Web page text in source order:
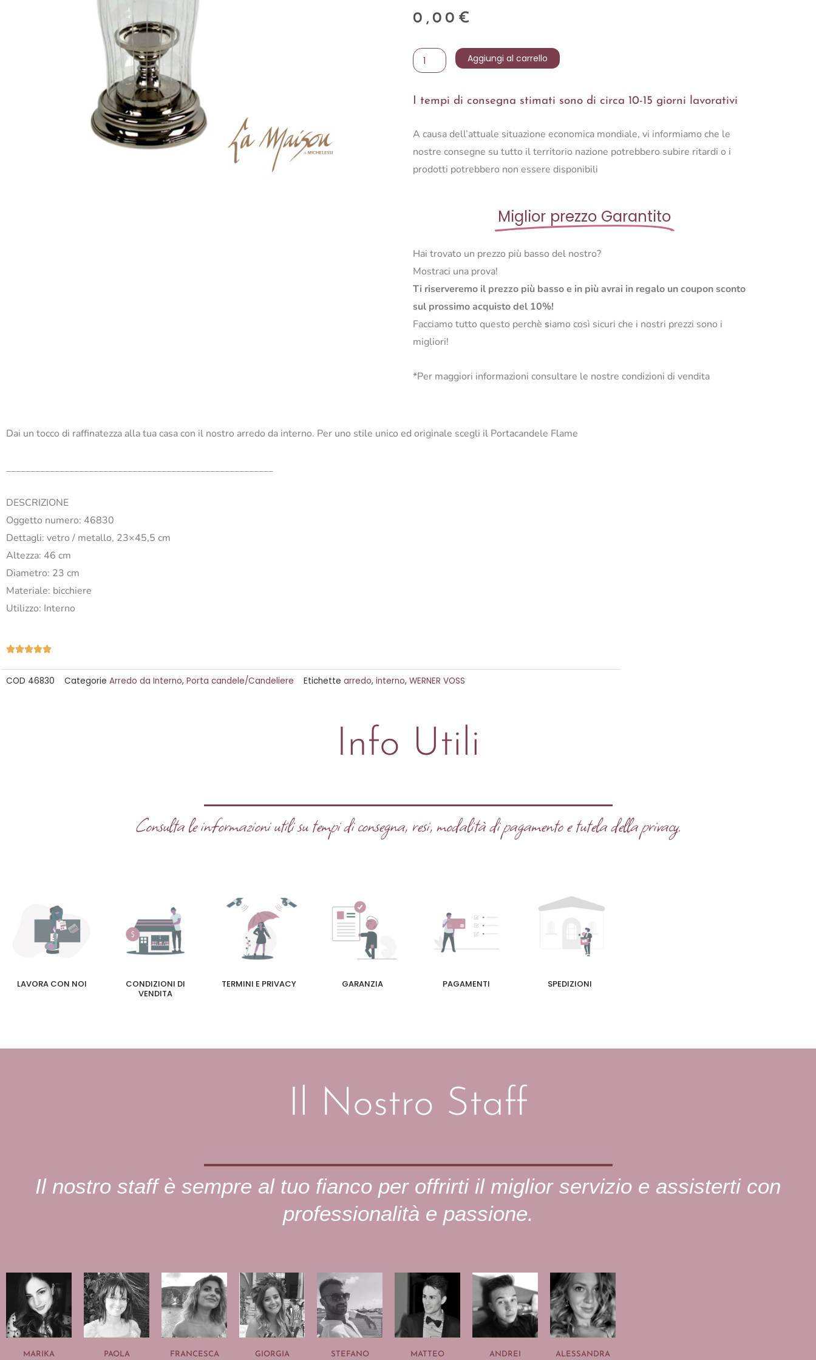
0,00 €
Portacandele
Flame
Aggiungi al carrello
I tempi di consegna stimati sono di circa 10-15 giorni lavorativi
A causa dell’attuale situazione economica mondiale, vi informiamo che le
nostre consegne su tutto il territorio nazione potrebbero subire ritardi o i
prodotti potrebbero non essere disponibili
Miglior prezzo Garantito
Hai trovato un prezzo più basso del nostro?
Mostraci una prova!
Ti riserveremo il prezzo più basso e in più avrai in regalo un coupon sconto
sul prossimo acquisto del 10%!
Facciamo tutto questo perchè siamo così sicuri che i nostri prezzi sono i
migliori!
*Per maggiori informazioni consultare le nostre condizioni di vendita
Dai un tocco di raffinatezza alla tua casa con il nostro arredo da interno. Per uno stile unico ed originale scegli il Portacandele Flame
_______________________________________________________
DESCRIZIONE
Oggetto numero: 46830
Dettagli: vetro / metallo, 23×45,5 cm
Altezza: 46 cm
Diametro: 23 cm
Materiale: bicchiere
Utilizzo: Interno
Valutazione
su
COD 46830 Categorie Arredo da Interno, Porta candele/Candeliere Etichette arredo, interno, WERNER VOSS
Info Utili
Consulta le informazioni utili su tempi di consegna, resi, modalità di pagamento e tutela della privacy.
LAVORA CON NOI
CONDIZIONI DI
VENDITA
TERMINI E PRIVACY GARANZIA PAGAMENTI SPEDIZIONI
Il Nostro Staff
Il nostro staff è sempre al tuo fianco per offrirti il miglior servizio e assisterti con
professionalità e passione.
MARIKA PAOLA FRANCESCA GIORGIA STEFANO MATTEO ANDREI ALESSANDRA